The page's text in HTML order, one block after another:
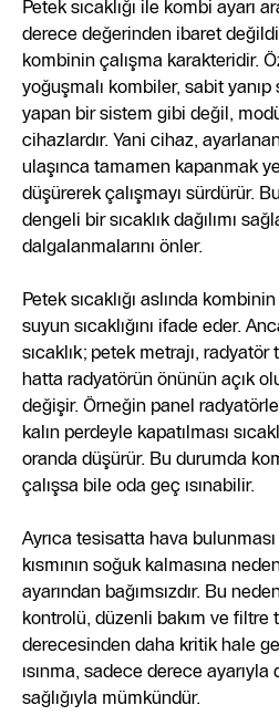
Petek sıcaklığı ile kombi ayarı
derece değerinden ibaret
kombinin çalışma karakteridir.
yoğuşmalı kombiler, sabit
yapan bir sistem gibi değil,
cihazlardır. Yani cihaz,
ulaşınca tamamen kapanmak
düşürerek çalışmayı sürdürür.
dengeli bir sıcaklık dağılımı
dalgalanmalarını önler.
Petek sıcaklığı aslında
suyun sıcaklığını ifade eder.
sıcaklık; petek metrajı,
hatta radyatörün önünün açık
değişir. Örneğin panel
kalın perdeyle kapatılması
oranda düşürür. Bu durumda
çalışsa bile oda geç ısınabilir.
Ayrıca tesisatta hava
kısmının soğuk kalmasına
ayarından bağımsızdır. Bu
kontrolü, düzenli bakım ve filtre
derecesinden daha kritik hale
ısınma, sadece derece
sağlığıyla mümkündür.